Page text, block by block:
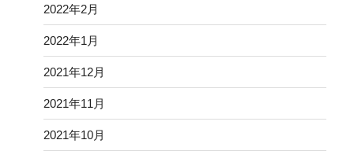
2022年2月
2022年1月
2021年12月
2021年11月
2021年10月